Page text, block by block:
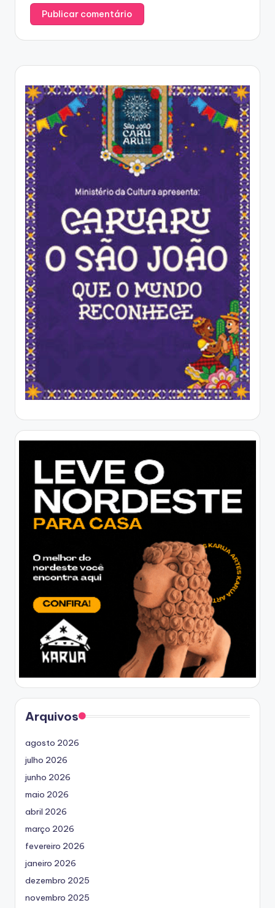
Arquivos
agosto 2026
julho 2026
junho 2026
maio 2026
abril 2026
março 2026
fevereiro 2026
janeiro 2026
dezembro 2025
novembro 2025